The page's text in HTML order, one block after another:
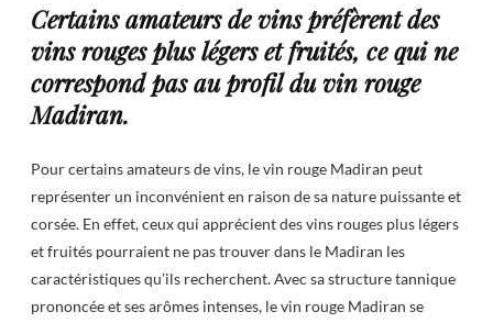
Certains amateurs de vins préfèrent des
vins rouges plus légers et fruités, ce qui ne
correspond pas au profil du vin rouge
Madiran.
Pour certains amateurs de vins, le vin rouge Madiran peut
représenter un inconvénient en raison de sa nature puissante et
corsée. En effet, ceux qui apprécient des vins rouges plus légers
et fruités pourraient ne pas trouver dans le Madiran les
caractéristiques qu’ils recherchent. Avec sa structure tannique
prononcée et ses arômes intenses, le vin rouge Madiran se